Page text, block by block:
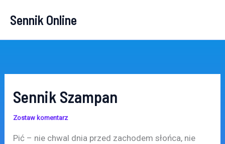
Sennik Online
Sennik Szampan
Zostaw komentarz
Pić – nie chwal dnia przed zachodem słońca, nie